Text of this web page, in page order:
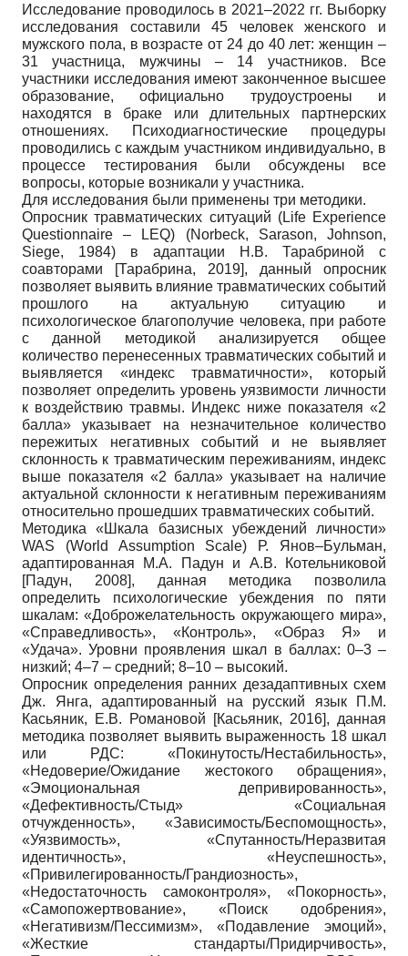
Исследование проводилось в 2021–2022 гг. Выборку
исследования составили 45 человек женского и
мужского пола, в возрасте от 24 до 40 лет: женщин –
31 участница, мужчины – 14 участников. Все
участники исследования имеют законченное высшее
образование, официально трудоустроены и
находятся в браке или длительных партнерских
отношениях. Психодиагностические процедуры
проводились с каждым участником индивидуально, в
процессе тестирования были обсуждены все
вопросы, которые возникали у участника.
Для исследования были применены три методики.
Опросник травматических ситуаций (Life Experience
Questionnaire – LEQ) (Norbeck, Sarason, Johnson,
Siege, 1984) в адаптации Н.В. Тарабриной с
соавторами
[Тарабрина, 2019], данный опросник
позволяет выявить влияние травматических событий
прошлого на актуальную ситуацию и
психологическое благополучие человека, при работе
с данной методикой анализируется общее
количество перенесенных травматических событий и
выявляется «индекс травматичности», который
позволяет определить уровень уязвимости личности
к воздействию травмы. Индекс ниже показателя «2
балла» указывает на незначительное количество
пережитых негативных событий и не выявляет
склонность к травматическим переживаниям, индекс
выше показателя «2 балла» указывает на наличие
актуальной склонности к негативным переживаниям
относительно прошедших травматических событий.
Методика «Шкала базисных убеждений личности»
WAS (World Assumption Scale) Р. Янов–Бульман,
адаптированная М.А. Падун и А.В. Котельниковой
[Падун, 2008], данная методика позволила
определить психологические убеждения по пяти
шкалам: «Доброжелательность окружающего мира»,
«Справедливость», «Контроль», «Образ Я» и
«Удача». Уровни проявления шкал в баллах: 0–3 –
низкий; 4–7 – средний; 8–10 – высокий.
Опросник определения ранних дезадаптивных схем
Дж. Янга, адаптированный на русский язык П.М.
Касьяник, Е.В. Романовой
[Касьяник, 2016], данная
методика позволяет выявить выраженность 18 шкал
или РДС: «Покинутость/Нестабильность»,
«Недоверие/Ожидание жестокого обращения»,
«Эмоциональная депривированность»,
«Дефективность/Стыд» «Социальная
отчужденность», «Зависимость/Беспомощность»,
«Уязвимость», «Спутанность/Неразвитая
идентичность», «Неуспешность»,
«Привилегированность/Грандиозность»,
«Недостаточность самоконтроля», «Покорность»,
«Самопожертвование», «Поиск одобрения»,
«Негативизм/Пессимизм», «Подавление эмоций»,
«Жесткие стандарты/Придирчивость»,